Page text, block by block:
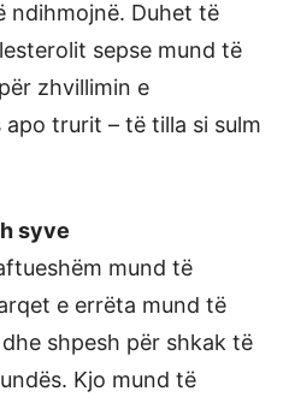
ndihmojnë. Duhet të
sepse mund të
zhvillimin e
trurit – të tilla si sulm
syve
mund të
e errëta mund të
shpesh për shkak të
Kjo mund të